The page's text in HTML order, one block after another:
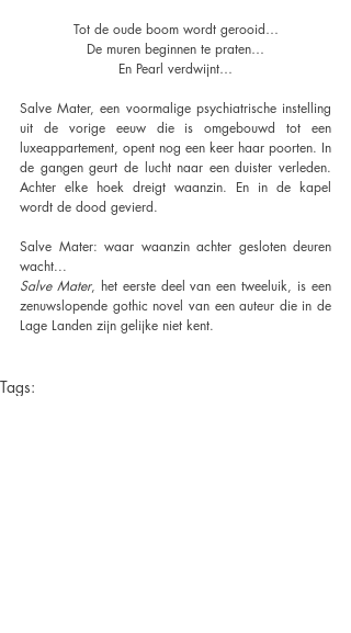
Tot de oude boom wordt gerooid…
De muren beginnen te praten…
En Pearl verdwijnt…
Salve Mater, een voormalige psychiatrische instelling
uit de vorige eeuw die is omgebouwd tot een
luxeappartement, opent nog een keer haar poorten. In
de gangen geurt de lucht naar een duister verleden.
Achter elke hoek dreigt waanzin. En in de kapel
wordt de dood gevierd.
Salve Mater: waar waanzin achter gesloten deuren
wacht...
Salve Mater, het eerste deel van een tweeluik, is een
zenuwslopende gothic novel van een auteur die in de
Lage Landen zijn gelijke niet kent.
Tags: